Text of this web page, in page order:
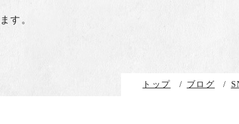
す。
トップ / ブログ /